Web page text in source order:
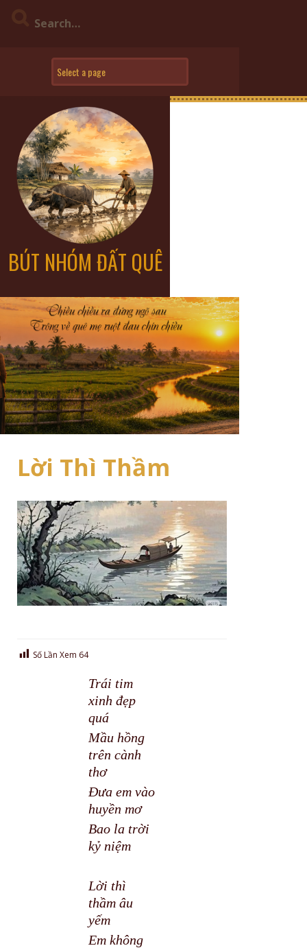
BÚT NHÓM ĐẤT QUÊ
Lời Thì Thầm
Số Lần Xem 64
Trái tim
xinh đẹp
quá
Mầu hồng
trên cành
thơ
Đưa em vào
huyền mơ
Bao la trời
kỷ niệm
Lời thì
thầm âu
yếm
Em không